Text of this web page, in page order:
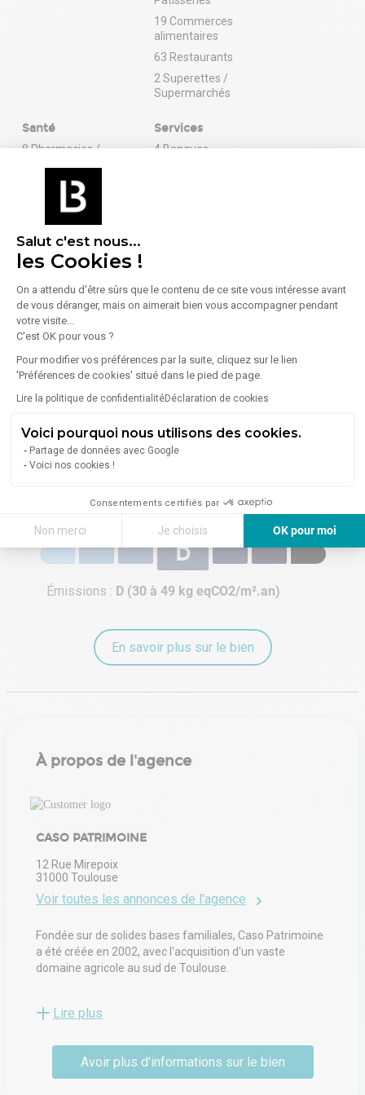
Salut c'est nous...
les Cookies !
On a attendu d'être sûrs que le contenu de ce site vous intéresse avant
de vous déranger, mais on aimerait bien vous accompagner pendant
votre visite...
C'est OK pour vous ?
Pour modifier vos préférences par la suite, cliquez sur le lien
'Préférences de cookies' situé dans le pied de page.
Lire la politique de confidentialitéDéclaration de cookies
Voici pourquoi nous utilisons des cookies.
Partage de données avec Google
Voici nos cookies !
Consentements certifiés par
Non merci Je choisis
OK pour moi
Axeptio consent
Plateforme de Gestion du Consentement : Personnalisez vos Options
Notre plateforme vous permet d'adapter et de gérer vos paramètres
19 Commerces
alimentaires
63 Restaurants
2 Superettes /
Supermarchés
Santé
8 Pharmacies /
Services
4 Banques
Fitness
En savoir plus sur le quartier
Énergie
Diagnostic de performance énergétique (DPE)
C
D
Émissions : D (30 à 49 kg eqCO2/m².an)
En savoir plus sur le bien
À propos de l'agence
CASO PATRIMOINE
12 Rue Mirepoix
31000 Toulouse
Voir toutes les annonces de l'agence
Fondée sur de solides bases familiales, Caso Patrimoine
a été créée en 2002, avec l'acquisition d'un vaste
domaine agricole au sud de Toulouse.
de Caroline et Sophie Monné, actuelles gérantes de la
premiers investissements à Toulouse, sa ville bien-
aimée, avant d'entrer sur le marché parisien en 2017.
Lire plus
Avoir plus d'informations sur le bien